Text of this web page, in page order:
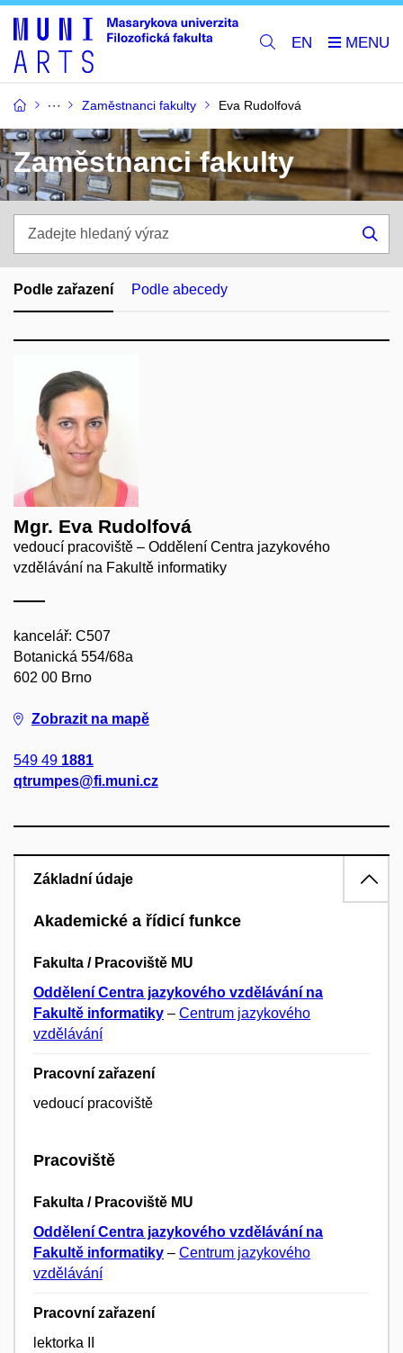
EN
Zaměstnanci fakulty Eva Rudolfová
Zaměstnanci fakulty
hledaný
výraz
Podle zařazení Podle abecedy
Mgr. Eva Rudolfová
vedoucí pracoviště – Oddělení Centra jazykového
vzdělávání na Fakultě informatiky
kancelář: C507
Botanická 554/68a
602 00 Brno
Zobrazit na mapě
549 49 1881
qtrumpes@fi.muni.cz
Základní údaje
Akademické a řídicí funkce
Fakulta / Pracoviště MU
Oddělení Centra jazykového vzdělávání na
Fakultě informatiky – Centrum jazykového
vzdělávání
Pracovní zařazení
vedoucí pracoviště
Pracoviště
Fakulta / Pracoviště MU
Oddělení Centra jazykového vzdělávání na
Fakultě informatiky – Centrum jazykového
vzdělávání
Pracovní zařazení
lektorka II